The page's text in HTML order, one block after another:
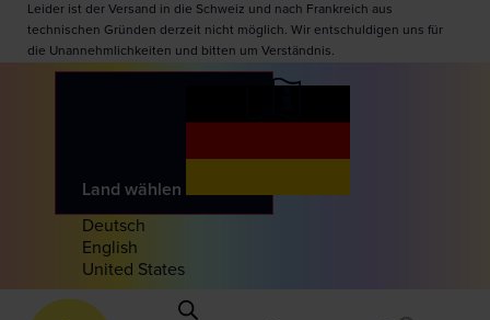
Leider ist der Versand in die Schweiz und nach Frankreich aus
technischen Gründen derzeit nicht möglich. Wir entschuldigen uns für
die Unannehmlichkeiten und bitten um Verständnis.
Land wählen
Deutsch
English
United States